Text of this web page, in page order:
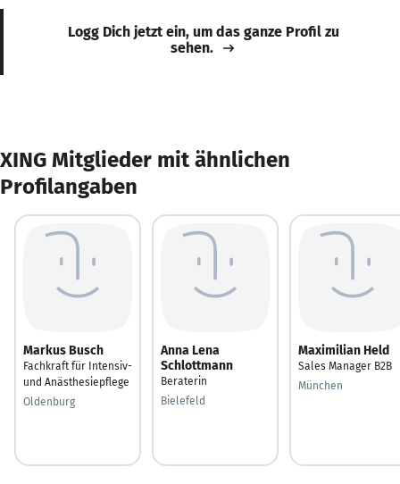
Logg Dich jetzt ein, um das ganze Profil zu
sehen.
XING Mitglieder mit ähnlichen
Profilangaben
Markus Busch
Fachkraft für Intensiv-
und Anästhesiepflege
Oldenburg
Anna Lena
Schlottmann
Beraterin
Bielefeld
Maximilian Held
Sales Manager B2B
München